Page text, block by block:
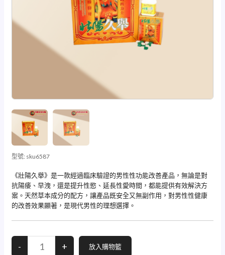
型號: sku6587
《壯陽久舉》是一款經過臨床驗證的男性性功能改善產品，無論是對
抗陽痿、早洩，還是提升性慾、延長性愛時間，都能提供有效解決方
案。天然草本成分的配方，讓產品既安全又無副作用，對男性性健康
的改善效果顯著，是現代男性的理想選擇。